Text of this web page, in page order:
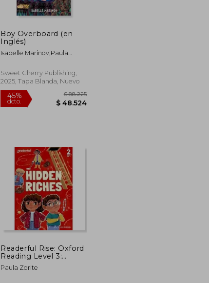
Boy Overboard (en
Inglés)
Isabelle Marinov;Paula
Sweet Cherry Publishing,
2025, Tapa Blanda, Nuevo
Readerful Rise: Oxford
Reading Level 3:
Hidden Riches (en
Inglés)
Paula Zorite